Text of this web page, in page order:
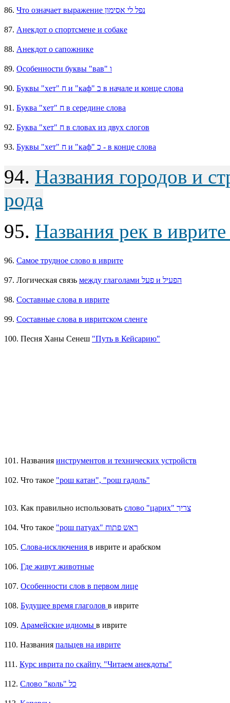
86. Что означает выражение נפל לי אסימון
87. Анекдот о спортсмене и собаке
88. Анекдот о сапожнике
89. Особенности буквы "вав" ו
90. Буквы "хет" ח и "каф" כ в начале и конце слова
91. Буква "хет" ח в середине слова
92. Буква "хет" ח в словах из двух слогов
93. Буквы "хет" ח и "каф" כ - в конце слова
94. Названия городов и
рода
95. Названия рек в
96. Самое трудное слово в иврите
97. Логическая связь между глаголами פעל и הפעיל
98. Составные слова в иврите
99. Составные слова в ивритском сленге
100. Песня Ханы Сенеш "Путь в Кейсарию"
101. Названия инструментов и технических устройств
102. Что такое "рош катан", "рош гадоль"
103. Как правильно использовать слово "царих" צריך
104. Что такое "рош патуах" ראש פתוח
105. Слова-исключения в иврите и арабском
106. Где живут животные
107. Особенности слов в первом лице
108. Будущее время глаголов в иврите
109. Арамейские идиомы в иврите
110. Названия пальцев на иврите
111. Курс иврита по скайпу. "Читаем анекдоты"
112. Слово "коль" כל